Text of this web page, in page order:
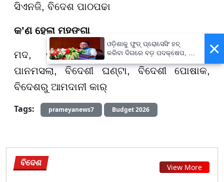
ସିଏନଜି, ବିଦେଶ ପାଠପଢା
କ’ଣ ହେଲା ମହଙ୍ଗା
​​​​​​​ମଦ, ଖଣିଜ ପଦାର୍ଥ, ସ୍କ୍ରାପ୍, ସିଗାରେଟ୍,
ପାନମସଲା, ବିଦେଶୀ ଘଣ୍ଟା, ବିଦେଶୀ ପୋଷାକ,
ବିଦେଶରୁ ଆମଦାନୀ କାର୍
Tags:
prameyanews7 Budget 2026
ବିଦେଶ View More
×
ଓଡ଼ିଶାକୁ ଫୁଡ୍ ପ୍ରୋସେସିଂ ହବ୍
କରିବା ଦିଗରେ ବଡ଼ ପଦକ୍ଷେପ, ୪୨